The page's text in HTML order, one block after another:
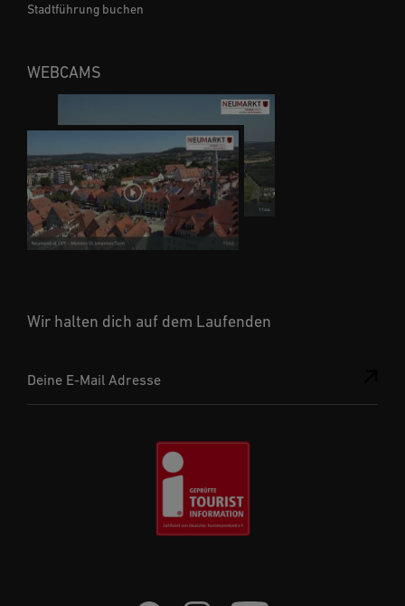
Wir halten dich auf dem Laufenden
Deine E-Mail Adresse
Stadtführung buchen
WEBCAMS